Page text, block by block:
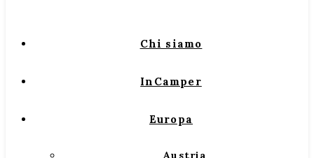
Chi siamo
InCamper
Europa
Austria